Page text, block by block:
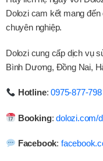
Dolozi cam kết mang
chuyên nghiệp.
Dolozi cung cấp dịch vụ
Bình Dương, Đồng Nai,
Hotline:0975-877-798
Booking:dolozi.com/
Facebook: